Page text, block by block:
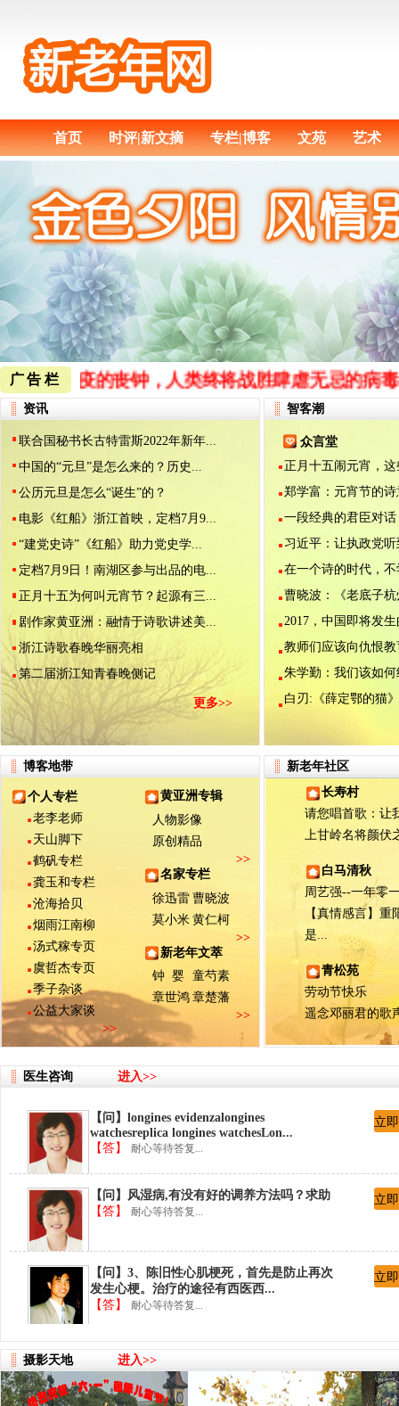
首页 时评|新文摘 专栏|博客 文苑 艺术
广告栏
瘟疫的丧钟，人类终将战胜肆虐无忌的病毒
资讯
联合国秘书长古特雷斯2022年新年...
中国的“元旦”是怎么来的？历史...
公历元旦是怎么“诞生”的？
电影《红船》浙江首映，定档7月9...
“建党史诗”《红船》助力党史学...
定档7月9日！南湖区参与出品的电...
正月十五为何叫元宵节？起源有三...
剧作家黄亚洲：融情于诗歌讲述美...
浙江诗歌春晚华丽亮相
第二届浙江知青春晚侧记
更多>>
智客潮
众言堂
正月十五闹元宵，
郑学富：元宵节的诗
一段经典的君臣对话
习近平：让执政党
在一个诗的时代，不
曹晓波：《老底子杭
2017，中国即将发
教师们应该向仇恨教
朱学勤：我们该如何
白刃:《薛定鄂的猫
博客地带
个人专栏
老李老师
天山脚下
鹤矾专栏
龚玉和专栏
沧海拾贝
烟雨江南柳
汤式稼专页
虞哲杰专页
季子杂谈
公益大家谈
>>
黄亚洲专辑
人物影像
原创精品
>>
名家专栏
徐迅雷 曹晓波
莫小米 黄仁柯
>>
新老年文萃
钟 婴 童芍素
章世鸿 章楚藩
>>
新老年社区
长寿村
请您唱首歌：让
上甘岭名将颜伏
白马清秋
周艺强--一年零
【真情感言】重
是...
青松苑
劳动节快乐
遥念邓丽君的歌
医生咨询 进入>>
【问】longines evidenzalongines
watchesreplica longines watchesLon...
【答】 耐心等待答复...
立
【问】风湿病,有没有好的调养方法吗？求助
【答】 耐心等待答复...
立
【问】3、陈旧性心肌梗死，首先是防止再次
发生心梗。治疗的途径有西医西...
【答】 耐心等待答复...
立
【问】2、我不明白你询问的内容：心绞痛、
胸闷是有还是没有？有，则需要...
【答】耐心等待答复...
摄影天地 进入>>